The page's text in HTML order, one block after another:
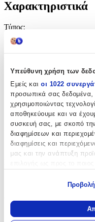
Υπεύθυνη χρήση των
Εμείς και οι 1022
προσωπικά σας
χρησιμοποιώντας
αποθηκεύουμε και να
συσκευή σας, με σκοπό
διαφημίσεων και
διαφημίσεις και
μας και την ανάπτυξη
Να συλλέξουμε
σας τοποθεσία, οι
Χαρακτηριστικά
Τύπος:
Μεταλλικό
με Led:
Ναι
Χειροποίητο:
Όχι